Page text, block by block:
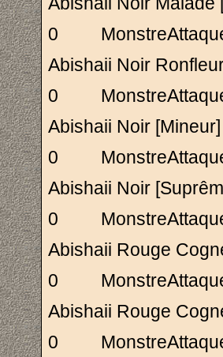
0
Abishaii Noir
0
Abishaii Noir
0
Abishaii Noir
0
Abishaii Rouge
0
Abishaii Rouge
0